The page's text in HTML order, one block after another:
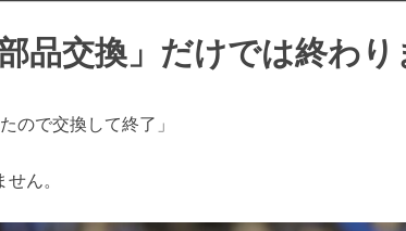
品交換」だけでは終わり
ので交換して終了」
ん。